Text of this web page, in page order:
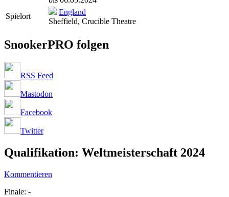
Spielort
England
Sheffield, Crucible Theatre
SnookerPRO folgen
RSS Feed
Mastodon
Facebook
Twitter
Qualifikation: Weltmeisterschaft 2024
Kommentieren
Finale: -